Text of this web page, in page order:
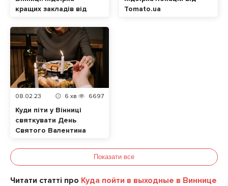
кращих закладів від
Tomato.ua
08.02.23 6 хв 6697
Куди піти у Вінниці
святкувати День
Святого Валентина
Показати все
Читати статті про Куда пойти в выходные в Виннице